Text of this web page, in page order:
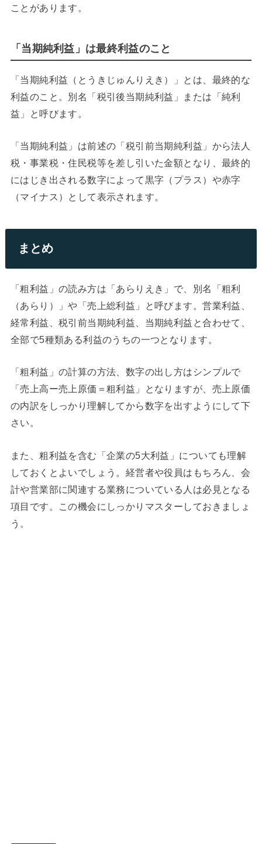
ことがあります。
「当期純利益」は最終利益のこと
「当期純利益（とうきじゅんりえき）」とは、最終的な
利益のこと。別名「税引後当期純利益」または「純利
益」と呼びます。
「当期純利益」は前述の「税引前当期純利益」から法人
税・事業税・住民税等を差し引いた金額となり、最終的
にはじき出される数字によって黒字（プラス）や赤字
（マイナス）として表示されます。
まとめ
「粗利益」の読み方は「あらりえき」で、別名「粗利
（あらり）」や「売上総利益」と呼びます。営業利益、
経常利益、税引前当期純利益、当期純利益と合わせて、
全部で5種類ある利益のうちの一つとなります。
「粗利益」の計算の方法、数字の出し方はシンプルで
「売上高ー売上原価＝粗利益」となりますが、売上原価
の内訳をしっかり理解してから数字を出すようにして下
さい。
また、粗利益を含む「企業の5大利益」についても理解
しておくとよいでしょう。経営者や役員はもちろん、会
計や営業部に関連する業務についている人は必見となる
項目です。この機会にしっかりマスターしておきましょ
う。